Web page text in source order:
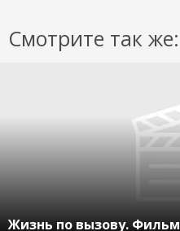
Смотрите так же:
Жизнь по вызову. Фильм